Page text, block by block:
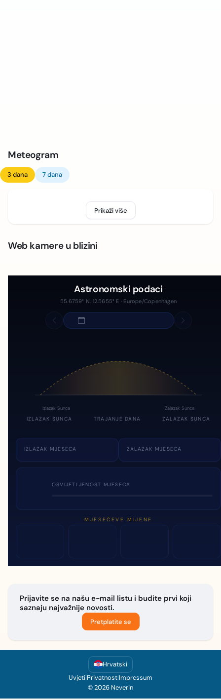
Meteogram
3 dana 7 dana
Prikaži više
Web kamere u blizini
Astronomski podaci
55.6759° N, 12.5655° E · Europe/Copenhagen
Izlazak Sunca Zalazak Sunca
IZLAZAK SUNCA TRAJANJE DANA ZALAZAK SUNCA
IZLAZAK MJESECA ZALAZAK MJESECA
OSVIJETLJENOST MJESECA
MJESEČEVE MIJENE
Prijavite se na našu e-mail listu i budite prvi koji
saznaju najvažnije novosti.
Pretplatite se
Hrvatski
Uvjeti|Privatnost|Impressum
© 2026 Neverin